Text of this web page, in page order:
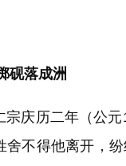
砚落成洲
历二年（公元
舍不得他离开，